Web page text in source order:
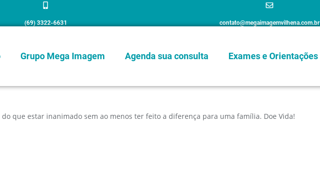
(69) 3322-6631 contato@megaimagemvilhena.com.br
Grupo Mega Imagem Agenda sua consulta Exames e Orientações
que estar inanimado sem ao menos ter feito a diferença para uma família. Doe Vida!